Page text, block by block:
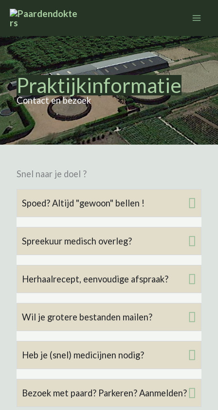
Ga
naar
de
inhoud
Praktijkinformatie
Contact en bezoek
Snel naar je doel ?
Spoed? Altijd "gewoon" bellen !
Spreekuur medisch overleg?
Herhaalrecept, eenvoudige afspraak?
Wil je grotere bestanden mailen?
Heb je (snel) medicijnen nodig?
Bezoek met paard? Parkeren? Aanmelden?